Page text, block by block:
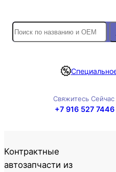
Свяжитесь Сейчас
+7 916 527 7446
Контрактные
автозапчасти из